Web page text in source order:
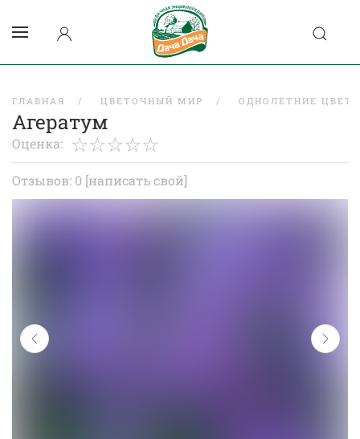
ГЛАВНАЯ ЦВЕТОЧНЫЙ МИР ОДНОЛЕТНИЕ
Агератум
Оценка:
Отзывов: 0 [написать свой]